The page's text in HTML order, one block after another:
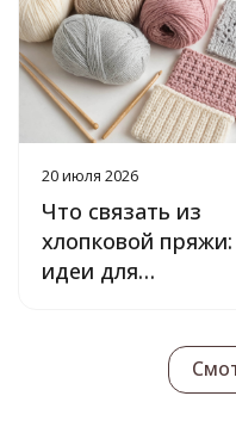
20 июля 2026
Что связать из
хлопковой пряжи:
идеи для